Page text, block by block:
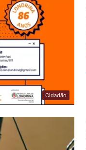
Cidadão